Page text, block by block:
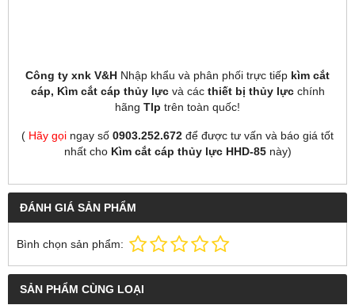
Công ty xnk V&H Nhập khẩu và phân phối trực tiếp kìm cắt
cáp, Kìm cắt cáp thủy lực và cácthiết bị thủy lực chính
hãng Tlp trên toàn quốc!
( Hãy gọi ngay số 0903.252.672 để được tư vấn và báo giá tốt
nhất cho Kìm cắt cáp thủy lực HHD-85này)
ĐÁNH GIÁ SẢN PHẨM
Bình chọn sản phẩm:
SẢN PHẨM CÙNG LOẠI